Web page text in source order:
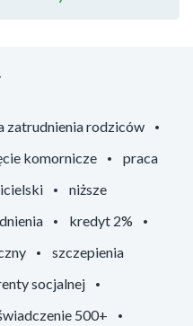
zatrudnienia rodziców
komornicze
praca
niższe
kredyt 2%
szczepienia
socjalnej
500+